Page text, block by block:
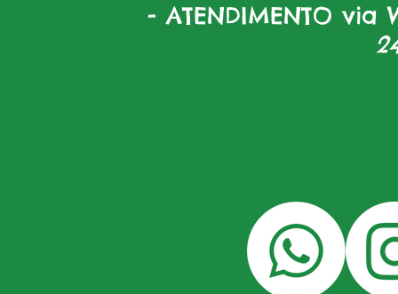
- ATENDIMENTO via